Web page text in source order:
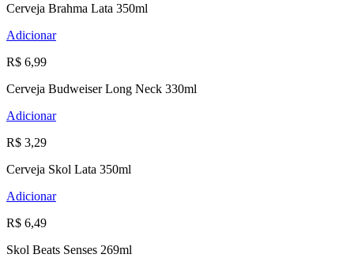
Cerveja Brahma Lata 350ml
Adicionar
R$ 6,99
Cerveja Budweiser Long Neck 330ml
Adicionar
R$ 3,29
Cerveja Skol Lata 350ml
Adicionar
R$ 6,49
Skol Beats Senses 269ml